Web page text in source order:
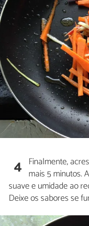
4 Finalmente,
mais 5 minutos.
suave e umidade ao
Deixe os sabores se